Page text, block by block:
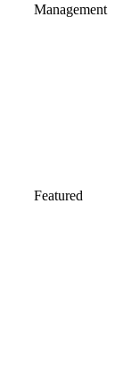
Management
Featured